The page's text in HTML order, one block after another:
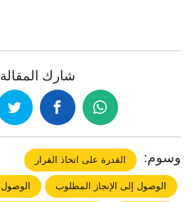
شارك
وسوم: القدرة على اتخاذ القرار
الوصول إلى اﻹنجاز المطلوب